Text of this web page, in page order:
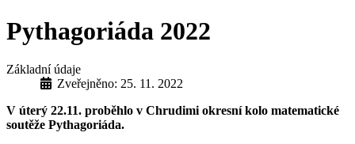
Pythagoriáda 2022
Základní údaje
Zveřejněno: 25. 11. 2022
V úterý 22.11. proběhlo v Chrudimi okresní kolo matematické
soutěže Pythagoriáda.